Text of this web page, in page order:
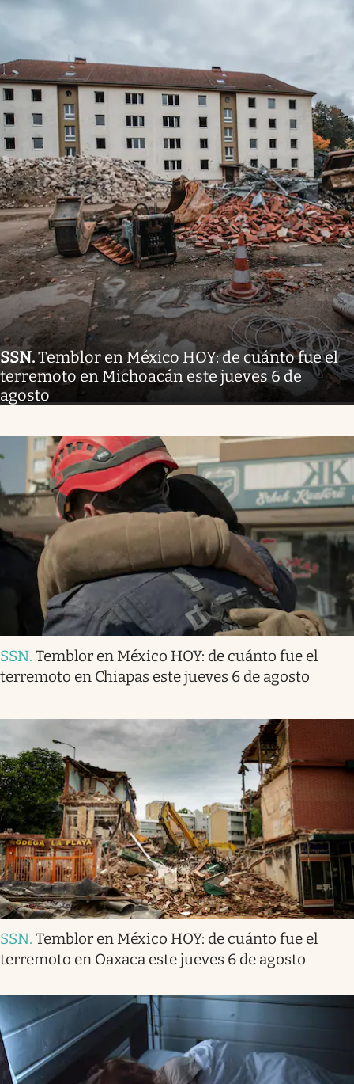
SSN.Temblor en México HOY: de cuánto fue el
terremoto en Michoacán este jueves 6 de
agosto
SSN. Temblor en México HOY: de cuánto fue el
terremoto en Chiapas este jueves 6 de agosto
SSN. Temblor en México HOY: de cuánto fue el
terremoto en Oaxaca este jueves 6 de agosto